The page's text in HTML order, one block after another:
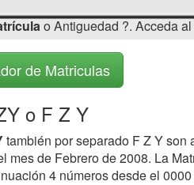
o Antiguedad ?. Acceda
de Matriculas
o F Z Y
también por separado F Z Y
mes de Febrero de 2008. La
4 números desde el